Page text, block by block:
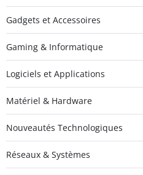
Gadgets et Accessoires
Gaming & Informatique
Logiciels et Applications
Matériel & Hardware
Nouveautés Technologiques
Réseaux & Systèmes